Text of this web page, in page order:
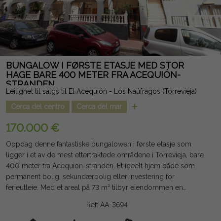
og skatter er ikke inkludert. Informasjonen som gis er indikativ
og ikke juridisk bindende, og kan inneholde feil.
BUNGALOW I FØRSTE ETASJE MED STOR
HAGE BARE 400 METER FRA ACEQUIÓN-
STRANDEN
Leilighet til salgs til El Acequión - Los Naúfragos (Torrevieja)
Cerca del centro
Cerca del mar
170.000 €
Oppdag denne fantastiske bungalowen i første etasje som
ligger i et av de mest ettertraktede områdene i Torrevieja, bare
400 meter fra Acequión-stranden. Et ideelt hjem både som
permanent bolig, sekundærbolig eller investering for
ferieutleie. Med et areal på 73 m² tilbyr eiendommen en
en lys stue-spisestue og et semi-uavhengig, praktisk og
Ref: AA-3694